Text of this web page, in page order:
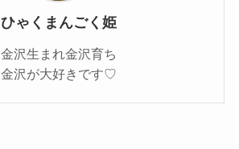
ひゃくまんごく姫
金沢生まれ金沢育ち
金沢が大好きです♡